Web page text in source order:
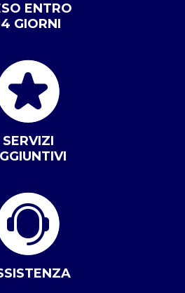
ENTRO
GIORNI
SERVIZI